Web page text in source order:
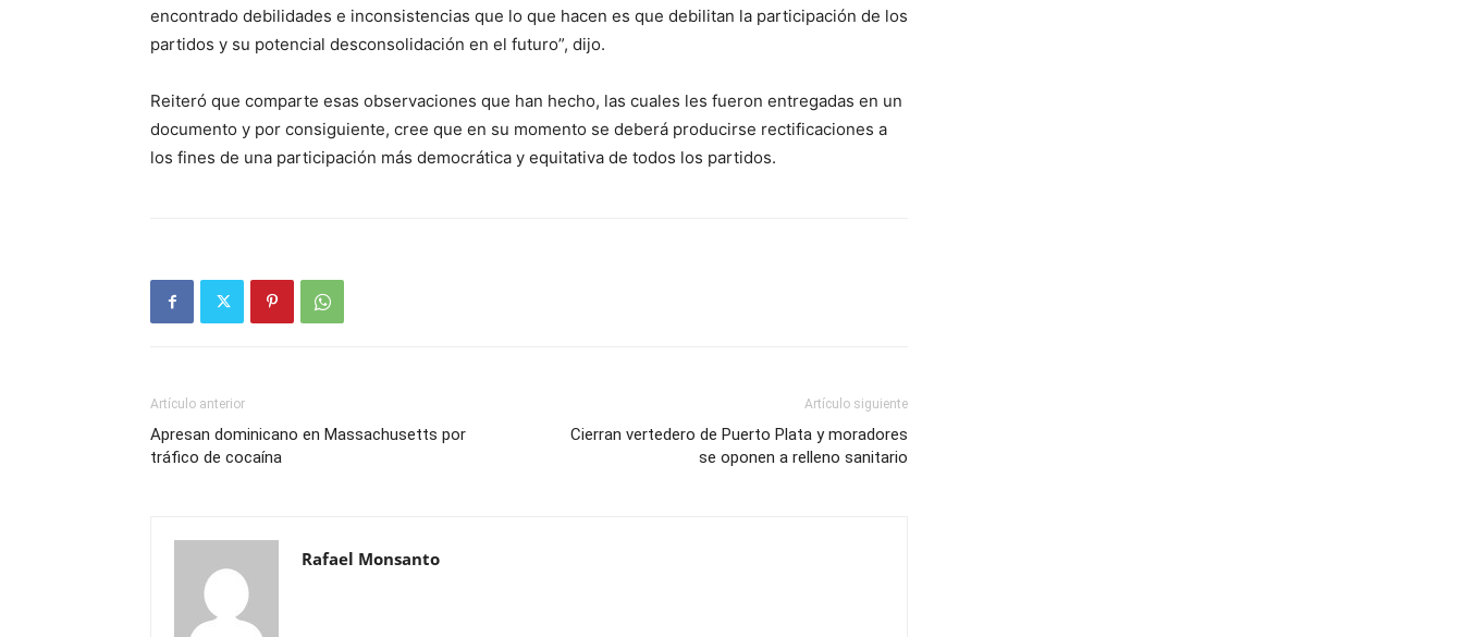
encontrado debilidades e inconsistencias que lo que hacen es que debilitan la participación de los
partidos y su potencial desconsolidación en el futuro”, dijo.
Reiteró que comparte esas observaciones que han hecho, las cuales les fueron entregadas en un
documento y por consiguiente, cree que en su momento se deberá producirse rectificaciones a
los fines de una participación más democrática y equitativa de todos los partidos.
Artículo anterior
Apresan dominicano en Massachusetts por
tráfico de cocaína
Artículo siguiente
Cierran vertedero de Puerto Plata y moradores
se oponen a relleno sanitario
Rafael Monsanto